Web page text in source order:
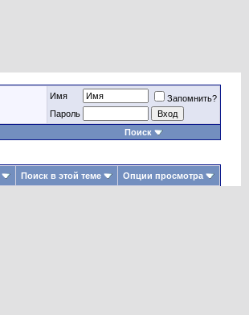
Имя
Запомнить?
Пароль
Поиск
Поиск в этой теме Опции просмотра